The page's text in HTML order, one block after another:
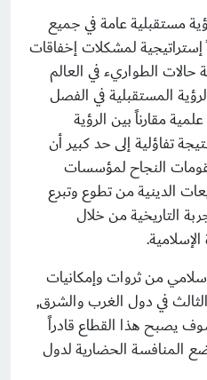
مستقبلية عامة في جميع
لمشكلات إخفاقات
الطواريء في العالم
المستقبلية في الفصل
مقارناً بين الرؤية
تفاؤلية إلى حد كبير أن
النجاح لمؤسسات
الدينية من تطوع وتبرع
التاريخية من خلال
من ثروات وإمكانيات
في دول الغرب والشرق,
يصبح هذا القطاع قادراً
المنافسة الحضارية لدول